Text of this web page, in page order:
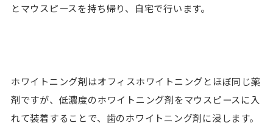
とマウスピースを持ち帰り、自宅で行います。
ホワイトニング剤はオフィスホワイトニングとほぼ同じ薬
剤ですが、低濃度のホワイトニング剤をマウスピースに入
れて装着することで、歯のホワイトニング剤に浸します。